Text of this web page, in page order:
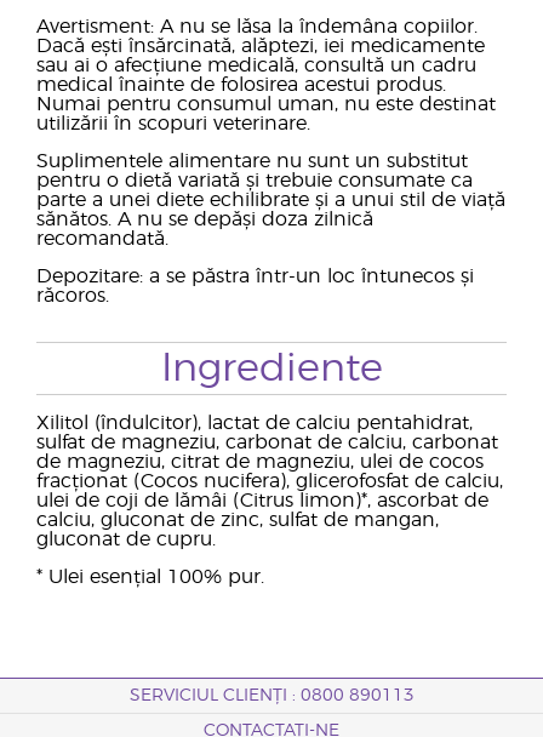
Avertisment: A nu se lăsa la îndemâna copiilor.
Dacă ești însărcinată, alăptezi, iei medicamente
sau ai o afecțiune medicală, consultă un cadru
medical înainte de folosirea acestui produs.
Numai pentru consumul uman, nu este destinat
utilizării în scopuri veterinare.
Suplimentele alimentare nu sunt un substitut
pentru o dietă variată și trebuie consumate ca
parte a unei diete echilibrate și a unui stil de viață
sănătos. A nu se depăși doza zilnică
recomandată.
Depozitare: a se păstra într-un loc întunecos și
răcoros.
Ingrediente
Xilitol (îndulcitor), lactat de calciu pentahidrat,
sulfat de magneziu, carbonat de calciu, carbonat
de magneziu, citrat de magneziu, ulei de cocos
fracționat (Cocos nucifera), glicerofosfat de calciu,
ulei de coji de lămâi (Citrus limon)*, ascorbat de
calciu, gluconat de zinc, sulfat de mangan,
gluconat de cupru.
* Ulei esențial 100% pur.
SERVICIUL CLIENȚI : 0800 890113
CONTACTAȚI-NE